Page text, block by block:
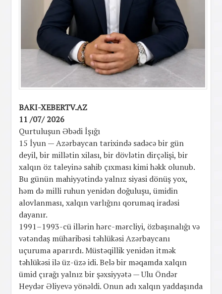
BAKI-XEBERTV.AZ
11 /07/ 2026
Qurtuluşun Əbədi İşığı
15 İyun — Azərbaycan tarixində sadəcə bir gün
deyil, bir millətin xilası, bir dövlətin dirçəlişi, bir
xalqın öz taleyinə sahib çıxması kimi həkk olunub.
Bu günün mahiyyətində yalnız siyasi dönüş yox,
həm də milli ruhun yenidən doğuluşu, ümidin
alovlanması, xalqın varlığını qorumaq iradəsi
dayanır.
1991–1993-cü illərin hərc-mərcliyi, özbaşınalığı və
vətəndaş müharibəsi təhlükəsi Azərbaycanı
uçuruma aparırdı. Müstəqillik yenidən itmək
təhlükəsi ilə üz-üzə idi. Belə bir məqamda xalqın
ümid çırağı yalnız bir şəxsiyyətə — Ulu Öndər
Heydər Əliyevə yönəldi. Onun adı xalqın yaddaşında